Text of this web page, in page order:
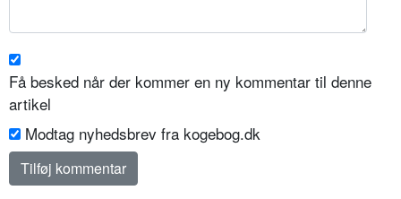
Få besked når der kommer en ny kommentar til denne
artikel
Modtag nyhedsbrev fra kogebog.dk